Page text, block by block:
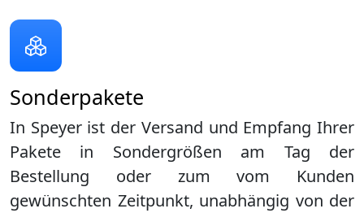
Sonderpakete
In Speyer ist der Versand und Empfang Ihrer
Pakete in Sondergrößen am Tag der
Bestellung oder zum vom Kunden
gewünschten Zeitpunkt, unabhängig von der